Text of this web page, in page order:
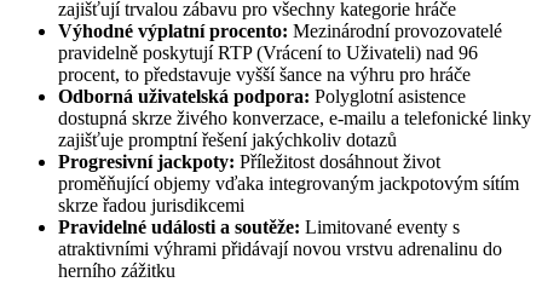
zajišťují trvalou zábavu pro všechny kategorie hráče
Výhodné výplatní procento: Mezinárodní provozovatelé
pravidelně poskytují RTP (Vrácení to Uživateli) nad 96
procent, to představuje vyšší šance na výhru pro hráče
Odborná uživatelská podpora: Polyglotní asistence
dostupná skrze živého konverzace, e-mailu a telefonické linky
zajišťuje promptní řešení jakýchkoliv dotazů
Progresivní jackpoty: Příležitost dosáhnout život
proměňující objemy vďaka integrovaným jackpotovým sítím
skrze řadou jurisdikcemi
Pravidelné události a soutěže: Limitované eventy s
atraktivními výhrami přidávají novou vrstvu adrenalinu do
herního zážitku